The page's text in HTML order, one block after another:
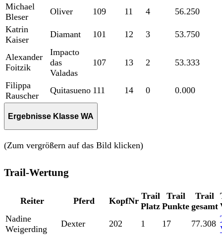
Michael
Bleser
Oliver 109 11 4
56.250
Katrin
Kaiser
Diamant 101 12 3 53.750
Alexander
Foitzik
Impacto
das
Valadas
107 13 2 53.333
Filippa
Rauscher
Quitasueno 111 14 0 0.000
Ergebnisse Klasse WA
(Zum vergrößern auf das Bild klicken)
Trail-Wertung
Reiter Pferd KopfNr Trail
Platz
Trail
Punkte
Trail
gesamt
Nadine
Weigerding
Dexter 202 1 17 77.308